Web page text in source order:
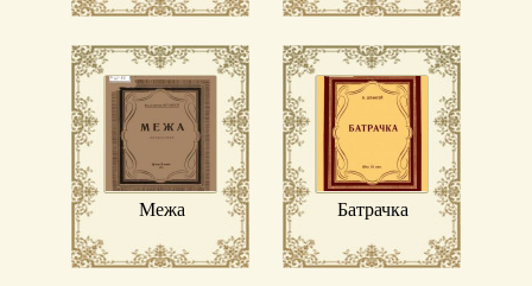
Межа Батрачка